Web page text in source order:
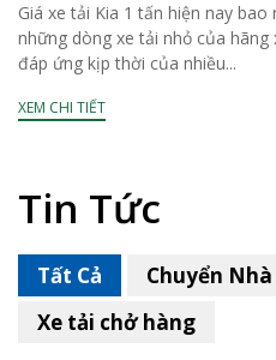
Giá xe tải Kia 1 tấn hiện nay
những dòng xe tải nhỏ của
đáp ứng kịp thời của nhiều...
XEM CHI TIẾT
Tin Tức
Tất Cả Chuyển
Xe tải chở hàng